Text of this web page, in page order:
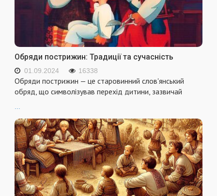
Обряди пострижин: Традиції та сучасність
01.09.2024 16338
Обряди пострижин — це старовинний слов'янський
обряд, що символізував перехід дитини, зазвичай